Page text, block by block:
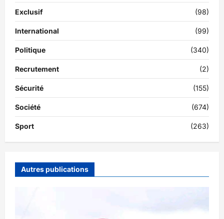
Exclusif (98)
International (99)
Politique (340)
Recrutement (2)
Sécurité (155)
Société (674)
Sport (263)
Autres publications